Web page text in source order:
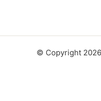
© Copyright